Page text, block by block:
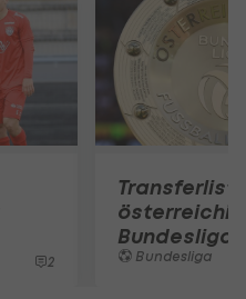
2
Bundesliga
Bundesliga